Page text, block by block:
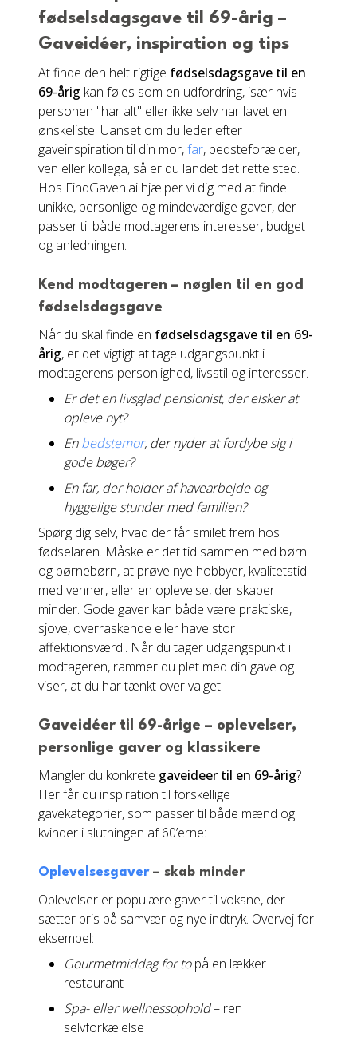
fødselsdagsgave til 69-årig –
Gaveidéer, inspiration og tips
At finde den helt rigtige fødselsdagsgave til en
69-årig kan føles som en udfordring, især hvis
personen "har alt" eller ikke selv har lavet en
ønskeliste. Uanset om du leder efter
gaveinspiration til din mor,far, bedsteforælder,
ven eller kollega, så er du landet det rette sted.
Hos FindGaven.ai hjælper vi dig med at finde
unikke, personlige og mindeværdige gaver, der
passer til både modtagerens interesser, budget
og anledningen.
Kend modtageren – nøglen til en god
fødselsdagsgave
Når du skal finde en fødselsdagsgave til en 69-
årig, er det vigtigt at tage udgangspunkt i
modtagerens personlighed, livsstil og interesser.
Er det en livsglad pensionist, der elsker at
opleve nyt?
Enbedstemor, der nyder at fordybe sig i
gode bøger?
En far, der holder af havearbejde og
hyggelige stunder med familien?
Spørg dig selv, hvad der får smilet frem hos
fødselaren. Måske er det tid sammen med børn
og børnebørn, at prøve nye hobbyer, kvalitetstid
med venner, eller en oplevelse, der skaber
minder. Gode gaver kan både være praktiske,
sjove, overraskende eller have stor
affektionsværdi. Når du tager udgangspunkt i
modtageren, rammer du plet med din gave og
viser, at du har tænkt over valget.
Gaveidéer til 69-årige – oplevelser,
personlige gaver og klassikere
Mangler du konkrete gaveideer til en 69-årig?
Her får du inspiration til forskellige
gavekategorier, som passer til både mænd og
kvinder i slutningen af 60’erne:
Oplevelsesgaver– skab minder
Oplevelser er populære gaver til voksne, der
sætter pris på samvær og nye indtryk. Overvej for
eksempel:
Gourmetmiddag for topå en lækker
restaurant
Spa- eller wellnessophold– ren
selvforkælelse